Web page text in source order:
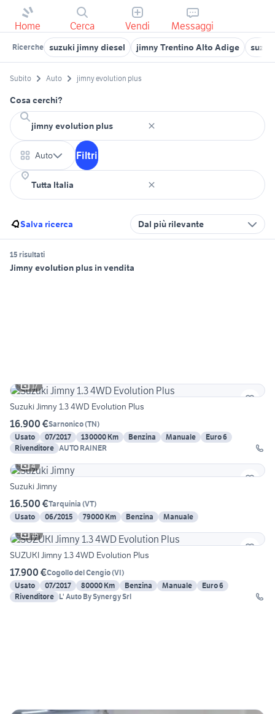
Home Cerca Vendi Messaggi
Ricerche suzuki jimny diesel jimny Trentino Alto Adige
Subito Auto jimny evolution plus
Cosa cerchi?
Auto Filtri
Salva ricerca Dal più rilevante
15 risultati
Jimny evolution plus in vendita
17
Suzuki Jimny 1.3 4WD Evolution Plus
16.900 €Sarnonico(TN)
Usato
07/2017 130000 Km Benzina Manuale
Euro 6
Rivenditore AUTO RAINER
4
Suzuki Jimny
16.500 €Tarquinia (VT)
Usato
06/2015 79000 Km Benzina
Manuale
16
SUZUKI Jimny 1.3 4WD Evolution Plus
17.900 €Cogollo del Cengio(VI)
Usato
07/2017 80000 Km Benzina Manuale
Euro 6
Rivenditore L' Auto By Synergy Srl